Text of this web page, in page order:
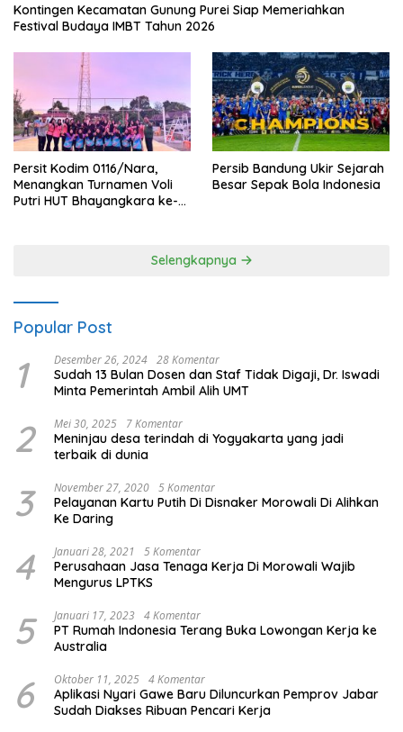
Kontingen Kecamatan Gunung Purei Siap Memeriahkan
Festival Budaya IMBT Tahun 2026
Persit Kodim 0116/Nara,
Menangkan Turnamen Voli
Putri HUT Bhayangkara ke-
Persib Bandung Ukir Sejarah
Besar Sepak Bola Indonesia
Selengkapnya
Popular Post
1 Desember 26, 2024 28 Komentar
Sudah 13 Bulan Dosen dan Staf Tidak Digaji, Dr. Iswadi
Minta Pemerintah Ambil Alih UMT
2 Mei 30, 2025 7 Komentar
Meninjau desa terindah di Yogyakarta yang jadi
terbaik di dunia
3 November 27, 2020 5 Komentar
Pelayanan Kartu Putih Di Disnaker Morowali Di Alihkan
Ke Daring
4 Januari 28, 2021 5 Komentar
Perusahaan Jasa Tenaga Kerja Di Morowali Wajib
Mengurus LPTKS
5 Januari 17, 2023 4 Komentar
PT Rumah Indonesia Terang Buka Lowongan Kerja ke
Australia
6 Oktober 11, 2025 4 Komentar
Aplikasi Nyari Gawe Baru Diluncurkan Pemprov Jabar
Sudah Diakses Ribuan Pencari Kerja